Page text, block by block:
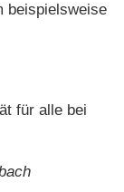
beispielsweise
für alle bei